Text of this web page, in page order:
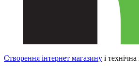
Створення інтернет магазину і